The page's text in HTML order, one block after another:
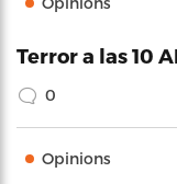
Terror a las 10
0
Opinions